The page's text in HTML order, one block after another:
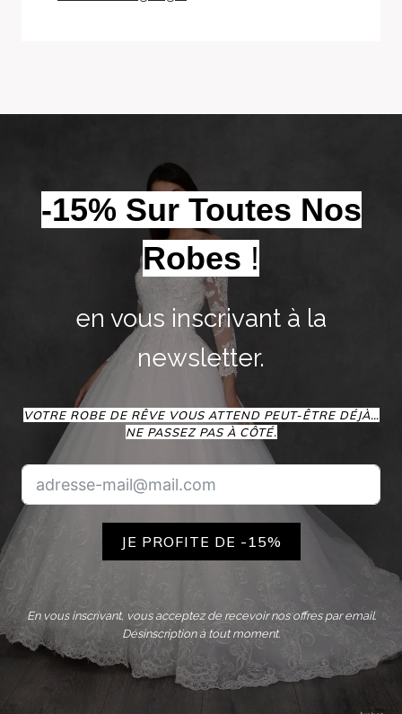
-15% Sur Toutes Nos
Robes !
en vous inscrivant à la
newsletter.
VOTRE ROBE DE RÊVE VOUS ATTEND PEUT-ÊTRE DÉJÀ…
NE PASSEZ PAS À CÔTÉ.
JE PROFITE DE -15%
En vous inscrivant, vous acceptez de recevoir nos offres par email.
Désinscription à tout moment.